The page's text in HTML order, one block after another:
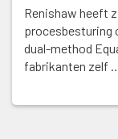
Renishaw heeft
procesbesturing
dual-method
fabrikanten zelf